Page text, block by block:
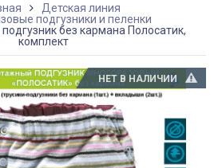
Детская линия
подгузники и пеленки
без кармана Полосатик,
комплект
НЕТ В НАЛИЧИИ